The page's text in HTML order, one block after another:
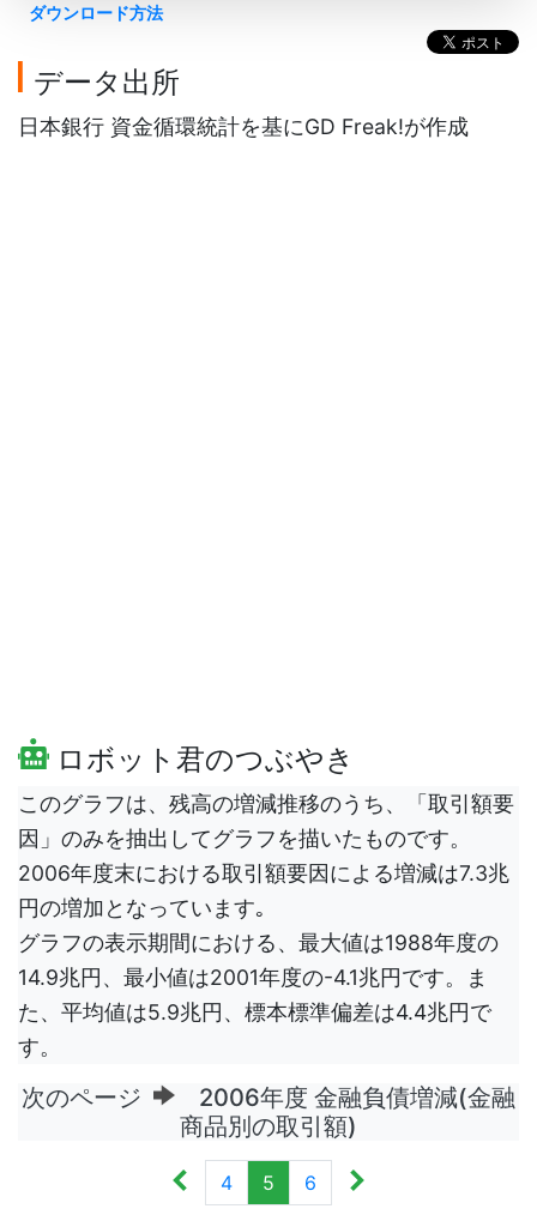
ダウンロード方法
データ出所
日本銀行 資金循環統計を基にGD Freak!が作成
ロボット君のつぶやき
このグラフは、残高の増減推移のうち、「取引額要
因」のみを抽出してグラフを描いたものです。
2006年度末における取引額要因による増減は7.3兆
円の増加となっています｡
グラフの表示期間における、最大値は1988年度の
14.9兆円、最小値は2001年度の-4.1兆円です。ま
た、平均値は5.9兆円、標本標準偏差は4.4兆円で
す。
次のページ
2006年度 金融負債増減(金融
商品別の取引額)
4 5 6